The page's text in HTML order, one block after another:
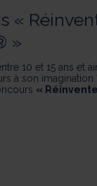
«
»
10 et 15 ans et
à son
«